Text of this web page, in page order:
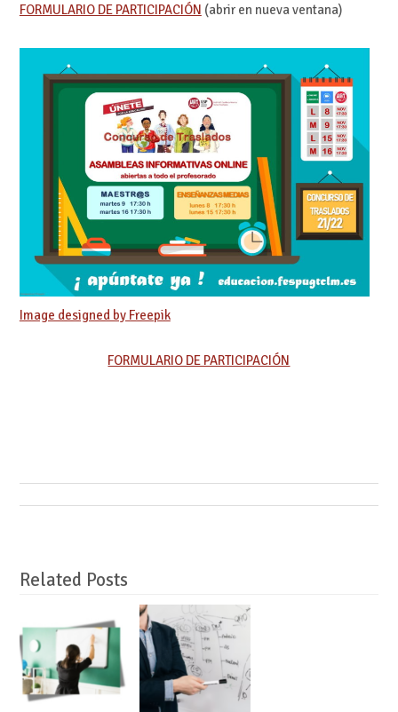
FORMULARIO DE PARTICIPACIÓN (abrir en nueva ventana)
Image designed by Freepik
FORMULARIO DE PARTICIPACIÓN
Related Posts